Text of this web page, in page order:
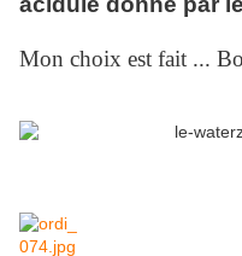
Mon choix est fait ...